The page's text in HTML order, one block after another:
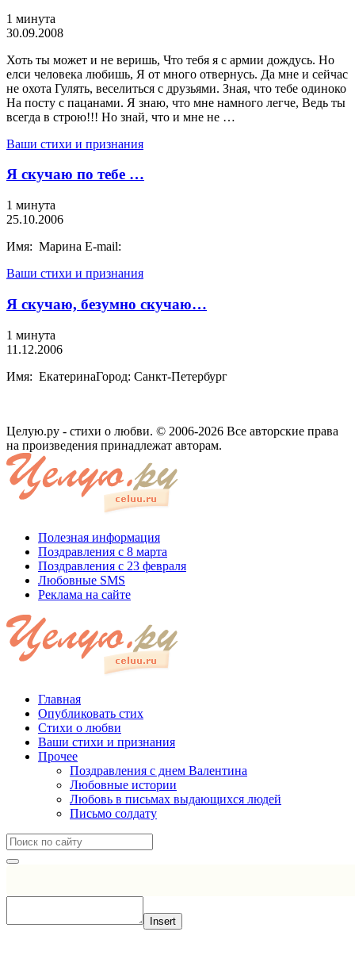
1 минута
30.09.2008
Хоть ты может и не веришь, Что тебя я с армии дождусь. Но
елси человека любишь, Я от много отвернусь. Да мне и сейчас
не охота Гулять, веселиться с друзьями. Зная, что тебе одиноко
На посту с пацанами. Я знаю, что мне намного легче, Ведь ты
всегда в строю!!! Но знай, что и мне не …
Ваши стихи и признания
Я скучаю по тебе …
1 минута
25.10.2006
Имя: Марина E-mail:
Ваши стихи и признания
Я скучаю, безумно скучаю…
1 минута
11.12.2006
Имя: ЕкатеринаГород: Санкт-Петербург
Целую.ру - стихи о любви. © 2006-2026 Все авторские права
на произведения принадлежат авторам.
Полезная информация
Поздравления с 8 марта
Поздравления с 23 февраля
Любовные SMS
Реклама на сайте
Главная
Опубликовать стих
Стихи о любви
Ваши стихи и признания
Прочее
Поздравления с днем Валентина
Любовные истории
Любовь в письмах выдающихся людей
Письмо солдату
Insert